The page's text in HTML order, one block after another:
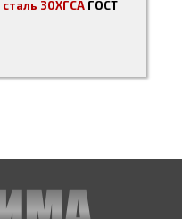
сталь 30ХГСА ГОСТ